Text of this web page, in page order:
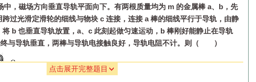
受安培力的方向为由 O指向S
的任一点，其磁场方向均与 Ox 方向相同
中，磁场方向垂直导轨平面向下。有两根质量均为 m 的金属棒 a、 b ，先
过光滑定滑轮的细线与物块 c 连接，连接 a 棒的细线平行于导轨，由静
将 b 也垂直导轨放置， a、 c 此刻起做匀速运动， b 棒刚好能静止在导轨
与导轨垂直，两棒与导轨电接触良好，导轨电阻不计。则（ ）
点击展开完整题目